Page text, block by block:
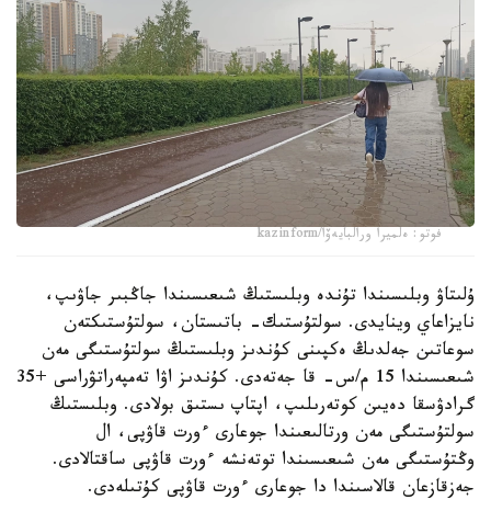
فوتو: ەلميرا ورالبايەۆا/kazinform
ۇلىتاۋ وبلىسىندا تۇندە وبلىستىڭ شىعىسىندا جاڭبىر جاۋىپ،
نايزاعاي وينايدى. سولتۇستىك- باتىستان، سولتۇستىكتەن
سوعاتىن جەلدىڭ ەكپىنى كۇندىز وبلىستىڭ سولتۇستىگى مەن
شىعىسىندا 15 م/س- قا جەتەدى. كۇندىز اۋا تەمپەراتۋراسى +35
گرادۋسقا دەيىن كوتەرىلىپ، اپتاپ ىستىق بولادى. وبلىستىڭ
سولتۇستىگى مەن ورتالىعىندا جوعارى ءورت قاۋپى، ال
وڭتۇستىگى مەن شىعىسىندا توتەنشە ءورت قاۋپى ساقتالادى.
جەزقازعان قالاسىندا دا جوعارى ءورت قاۋپى كۇتىلەدى.